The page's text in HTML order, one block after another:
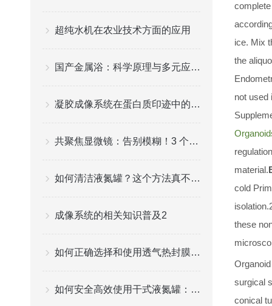
超纯水机在农业技术方面的应用
国产金属浴：科学原理与多元应用解析
凝胶成像系统在蛋白质印迹中的高效应用
共聚焦显微镜：告别模糊！3 个技巧拍出高清成像
如何清洁液氮罐？这个方法真不错！
成像系统的相关知识普及2
如何正确选择和使用透气热封膜进行细胞培养
如何安全高效使用干式液氮罐：实践与建议
ice. Mix
the
not used
material.
cold
isolation.
these
surgical
conical